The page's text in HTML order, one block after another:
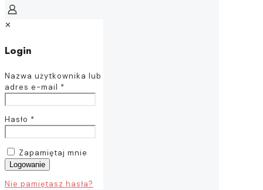
✕
Login
Nazwa użytkownika lub
adres e-mail *
Hasło *
Zapamiętaj mnie
Logowanie
Nie pamiętasz hasła?